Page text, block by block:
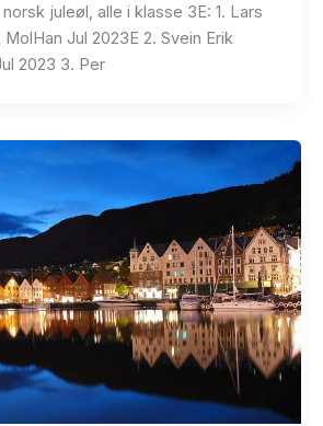
juleøl, alle i klasse 3E: 1. Lars
Jul 2023E 2. Svein Erik
2023 3. Per